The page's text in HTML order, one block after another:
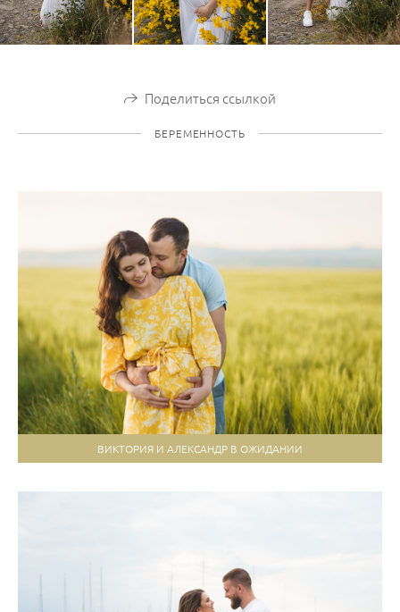
Поделиться ссылкой
БЕРЕМЕННОСТЬ
ВИКТОРИЯ И АЛЕКСАНДР В ОЖИДАНИИ